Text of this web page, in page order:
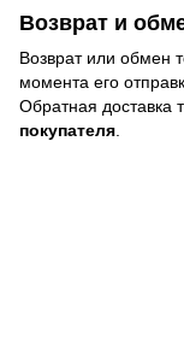
Возврат и
Возврат или обмен
момента его
Обратная доставка
покупателя